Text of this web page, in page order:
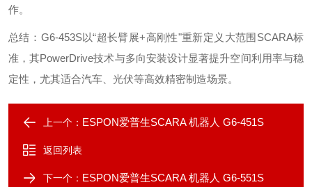
作。
总结‌：G6-453S以“超长臂展+高刚性"重新定义大范围SCARA标
准，其PowerDrive技术与多向安装设计显著提升空间利用率与稳
定性，尤其适合汽车、光伏等高效精密制造场景。
上一个： ESPON爱普生SCARA 机器人 G6-451S
返回列表
下一个： ESPON爱普生SCARA 机器人 G6-551S